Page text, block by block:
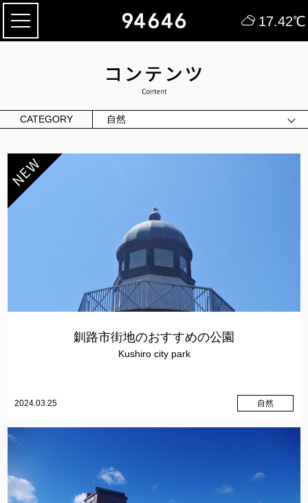
17.42℃
CATEGORY
自然
文化
お取り寄せ
釧路市街地のおすすめの公園
Kushiro city park
2024.03.25 自然